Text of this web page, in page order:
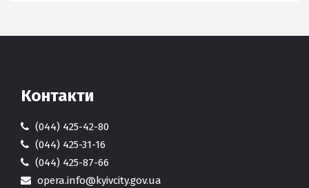
Контакти
(044) 425-42-80
(044) 425-31-16
(044) 425-87-66
opera.info@kyivcity.gov.ua